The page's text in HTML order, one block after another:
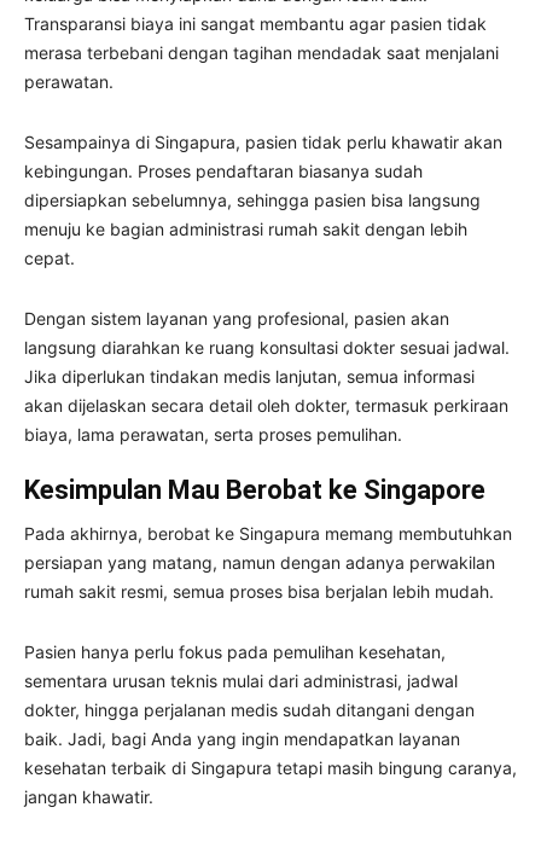
Transparansi biaya ini sangat membantu agar pasien tidak
merasa terbebani dengan tagihan mendadak saat menjalani
perawatan.
Sesampainya di Singapura, pasien tidak perlu khawatir akan
kebingungan. Proses pendaftaran biasanya sudah
dipersiapkan sebelumnya, sehingga pasien bisa langsung
menuju ke bagian administrasi rumah sakit dengan lebih
cepat.
Dengan sistem layanan yang profesional, pasien akan
langsung diarahkan ke ruang konsultasi dokter sesuai jadwal.
Jika diperlukan tindakan medis lanjutan, semua informasi
akan dijelaskan secara detail oleh dokter, termasuk perkiraan
biaya, lama perawatan, serta proses pemulihan.
Kesimpulan Mau Berobat ke Singapore
Pada akhirnya, berobat ke Singapura memang membutuhkan
persiapan yang matang, namun dengan adanya perwakilan
rumah sakit resmi, semua proses bisa berjalan lebih mudah.
Pasien hanya perlu fokus pada pemulihan kesehatan,
sementara urusan teknis mulai dari administrasi, jadwal
dokter, hingga perjalanan medis sudah ditangani dengan
baik. Jadi, bagi Anda yang ingin mendapatkan layanan
kesehatan terbaik di Singapura tetapi masih bingung caranya,
jangan khawatir.